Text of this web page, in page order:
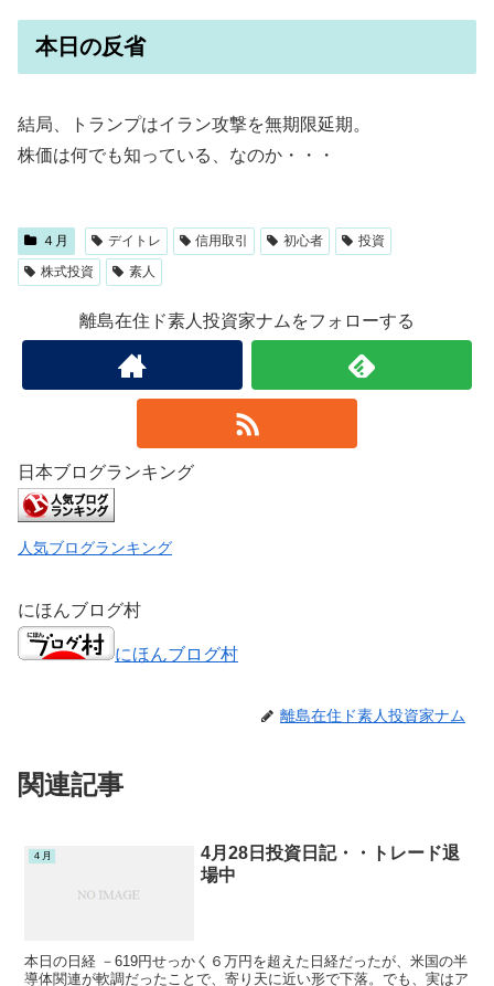
本日の反省
結局、トランプはイラン攻撃を無期限延期。
株価は何でも知っている、なのか・・・
４月 デイトレ 信用取引 初心者
投資
株式投資
素人
離島在住ド素人投資家ナムをフォローする
日本ブログランキング
人気ブログランキング
にほんブログ村
にほんブログ村
離島在住ド素人投資家ナム
関連記事
４月
4月28日投資日記・・トレード退
場中
本日の日経 －619円せっかく６万円を超えた日経だったが、米国の半
導体関連が軟調だったことで、寄り天に近い形で下落。でも、実はア